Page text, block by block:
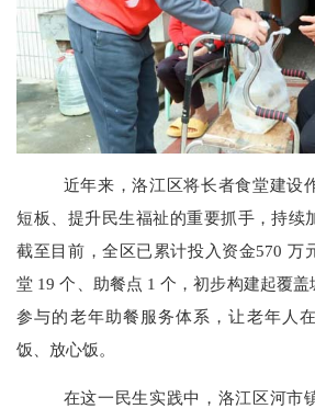
近年来，洛江区将长者食堂建设
短板、提升民生福祉的重要抓手，持续
截至目前，全区已累计投入资金570 万
堂 19个、助餐点 1个，初步构建起覆
参与的老年助餐服务体系，让老年人
饭、放心饭。
在这一民生实践中，洛江区河市